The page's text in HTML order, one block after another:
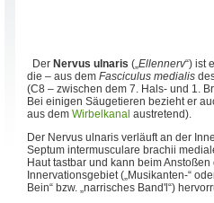
Der Nervus ulnaris („Ellennerv“) ist
die – aus dem Fasciculus medialis
(C8 – zwischen dem 7. Hals- und 1.
Bei einigen Säugetieren bezieht er
aus dem Wirbelkanal austretend).
Der Nervus ulnaris verläuft an der
Septum intermusculare brachii
Haut tastbar und kann beim
Innervationsgebiet („Musikanten-“
Bein“ bzw. „narrisches Band'l“)